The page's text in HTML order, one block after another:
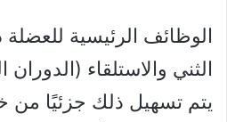
الوظائف الرئيسية
الثني والاستلقاء
يتم تسهيل ذلك جزئيًا من